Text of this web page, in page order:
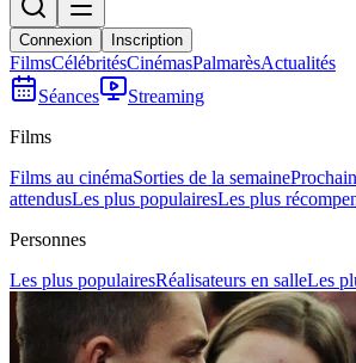
Connexion Inscription
FilmsCélébritésCinémasPalmarèsActualités
Séances
Streaming
Films
Films au cinémaSorties de la semaine
attendusLes plus populairesLes plus
Personnes
Les plus populairesRéalisateurs en salleLes